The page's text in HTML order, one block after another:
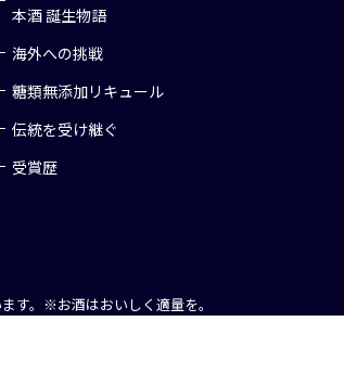
本酒 誕生物語
海外への挑戦
糖類無添加リキュール
伝統を受け継ぐ
受賞歴
す。 ※お酒はおいしく適量を。